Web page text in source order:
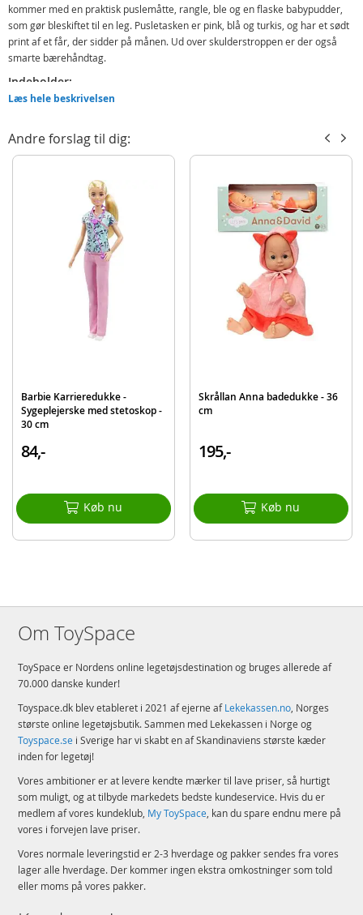
kommer med en praktisk puslemåtte, rangle, ble og en flaske babypudder,
som gør bleskiftet til en leg. Pusletasken er pink, blå og turkis, og har et sødt
print af et får, der sidder på månen. Ud over skulderstroppen er der også
smarte bærehåndtag.
Indeholder:
Baby Annabell Travel Changing Bag - pusletaske
Ble
Farve: lyserød, blå og turkis
Alder: fra 3 år
BEMÆRK: Dukke medfølger ikke, sælges separat
Læs hele beskrivelsen
Andre forslag til dig:
Barbie Karrieredukke -
Sygeplejerske med stetoskop -
30 cm
84,-
Køb nu
Skrållan Anna badedukke - 36
cm
195,-
Køb nu
Om ToySpace
ToySpace er Nordens online legetøjsdestination og bruges allerede af
70.000 danske kunder!
Toyspace.dk blev etableret i 2021 af ejerne afLekekassen.no, Norges
største online legetøjsbutik. Sammen med Lekekassen i Norge og
Toyspace.se i Sverige har vi skabt en af Skandinaviens største kæder
inden for legetøj!
Vores ambitioner er at levere kendte mærker til lave priser, så hurtigt
som muligt, og at tilbyde markedets bedste kundeservice. Hvis du er
medlem af vores kundeklub, My ToySpace, kan du spare endnu mere på
vores i forvejen lave priser.
Vores normale leveringstid er 2-3 hverdage og pakker sendes fra vores
lager alle hverdage. Der kommer ingen ekstra omkostninger som told
eller moms på vores pakker.